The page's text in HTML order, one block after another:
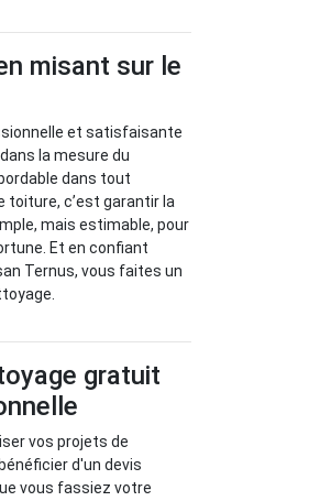
misant sur le
et satisfaisante
la mesure du
dans tout
toiture, c’est garantir la
mais estimable, pour
Et en confiant
Ternus, vous faites un
gratuit
vos projets de
d'un devis
vous fassiez votre